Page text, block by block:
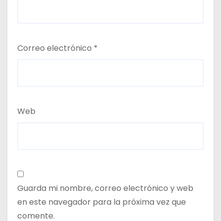
Correo electrónico *
Web
Guarda mi nombre, correo electrónico y web
en este navegador para la próxima vez que
comente.